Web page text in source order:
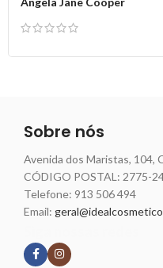
Sobre nós
Avenida dos Maristas, 104,
CÓDIGO POSTAL: 2775-
Telefone: 913 506 494
Email: